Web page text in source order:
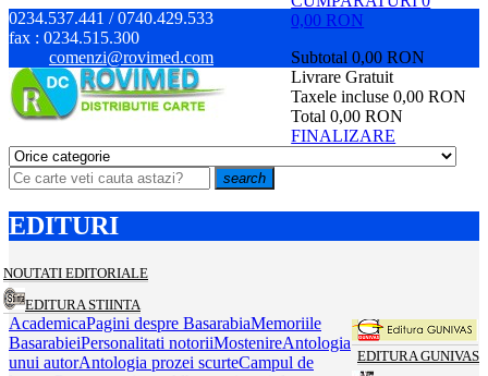
0234.537.441 / 0740.429.533
fax : 0234.515.300
comenzi@rovimed.com
0,00 RON
Subtotal 0,00 RON
Livrare Gratuit
Taxele incluse 0,00 RON
Total 0,00 RON
FINALIZARE
search
EDITURI
NOUTATI EDITORIALE
EDITURA STIINTA
AcademicaPagini despre BasarabiaMemoriile
BasarabieiPersonalitati notoriiMostenireAntologia
unui autorAntologia prozei scurteCampul de
EDITURA GUNIVAS